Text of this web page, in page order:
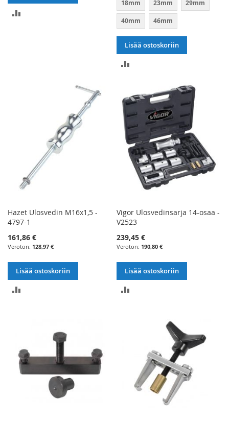
18mm 23mm 29mm
40mm 46mm
Lisää ostoskoriin
Hazet Ulosvedin M16x1,5 -
4797-1
161,86 €
128,97 €
Lisää ostoskoriin
Vigor Ulosvedinsarja 14-osaa -
V2523
239,45 €
190,80 €
Lisää ostoskoriin